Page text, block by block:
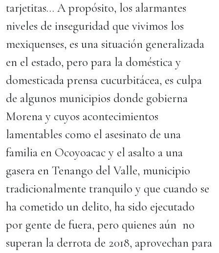
tarjetitas… A propósito, los alarmantes
niveles de inseguridad que vivimos los
mexiquenses, es una situación generalizada
en el estado, pero para la doméstica y
domesticada prensa cucurbitácea, es culpa
de algunos municipios donde gobierna
Morena y cuyos acontecimientos
lamentables como el asesinato de una
familia en Ocoyoacac y el asalto a una
gasera en Tenango del Valle, municipio
tradicionalmente tranquilo y que cuando se
ha cometido un delito, ha sido ejecutado
por gente de fuera, pero quienes aún no
superan la derrota de 2018, aprovechan para